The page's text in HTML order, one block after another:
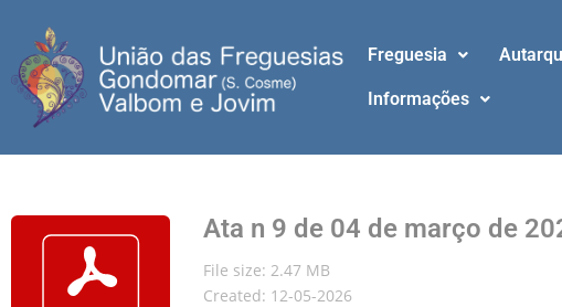
Freguesia
Informações
Ata n 9 de 04 de março de
File size: 2.47 MB
Created: 12-05-2026